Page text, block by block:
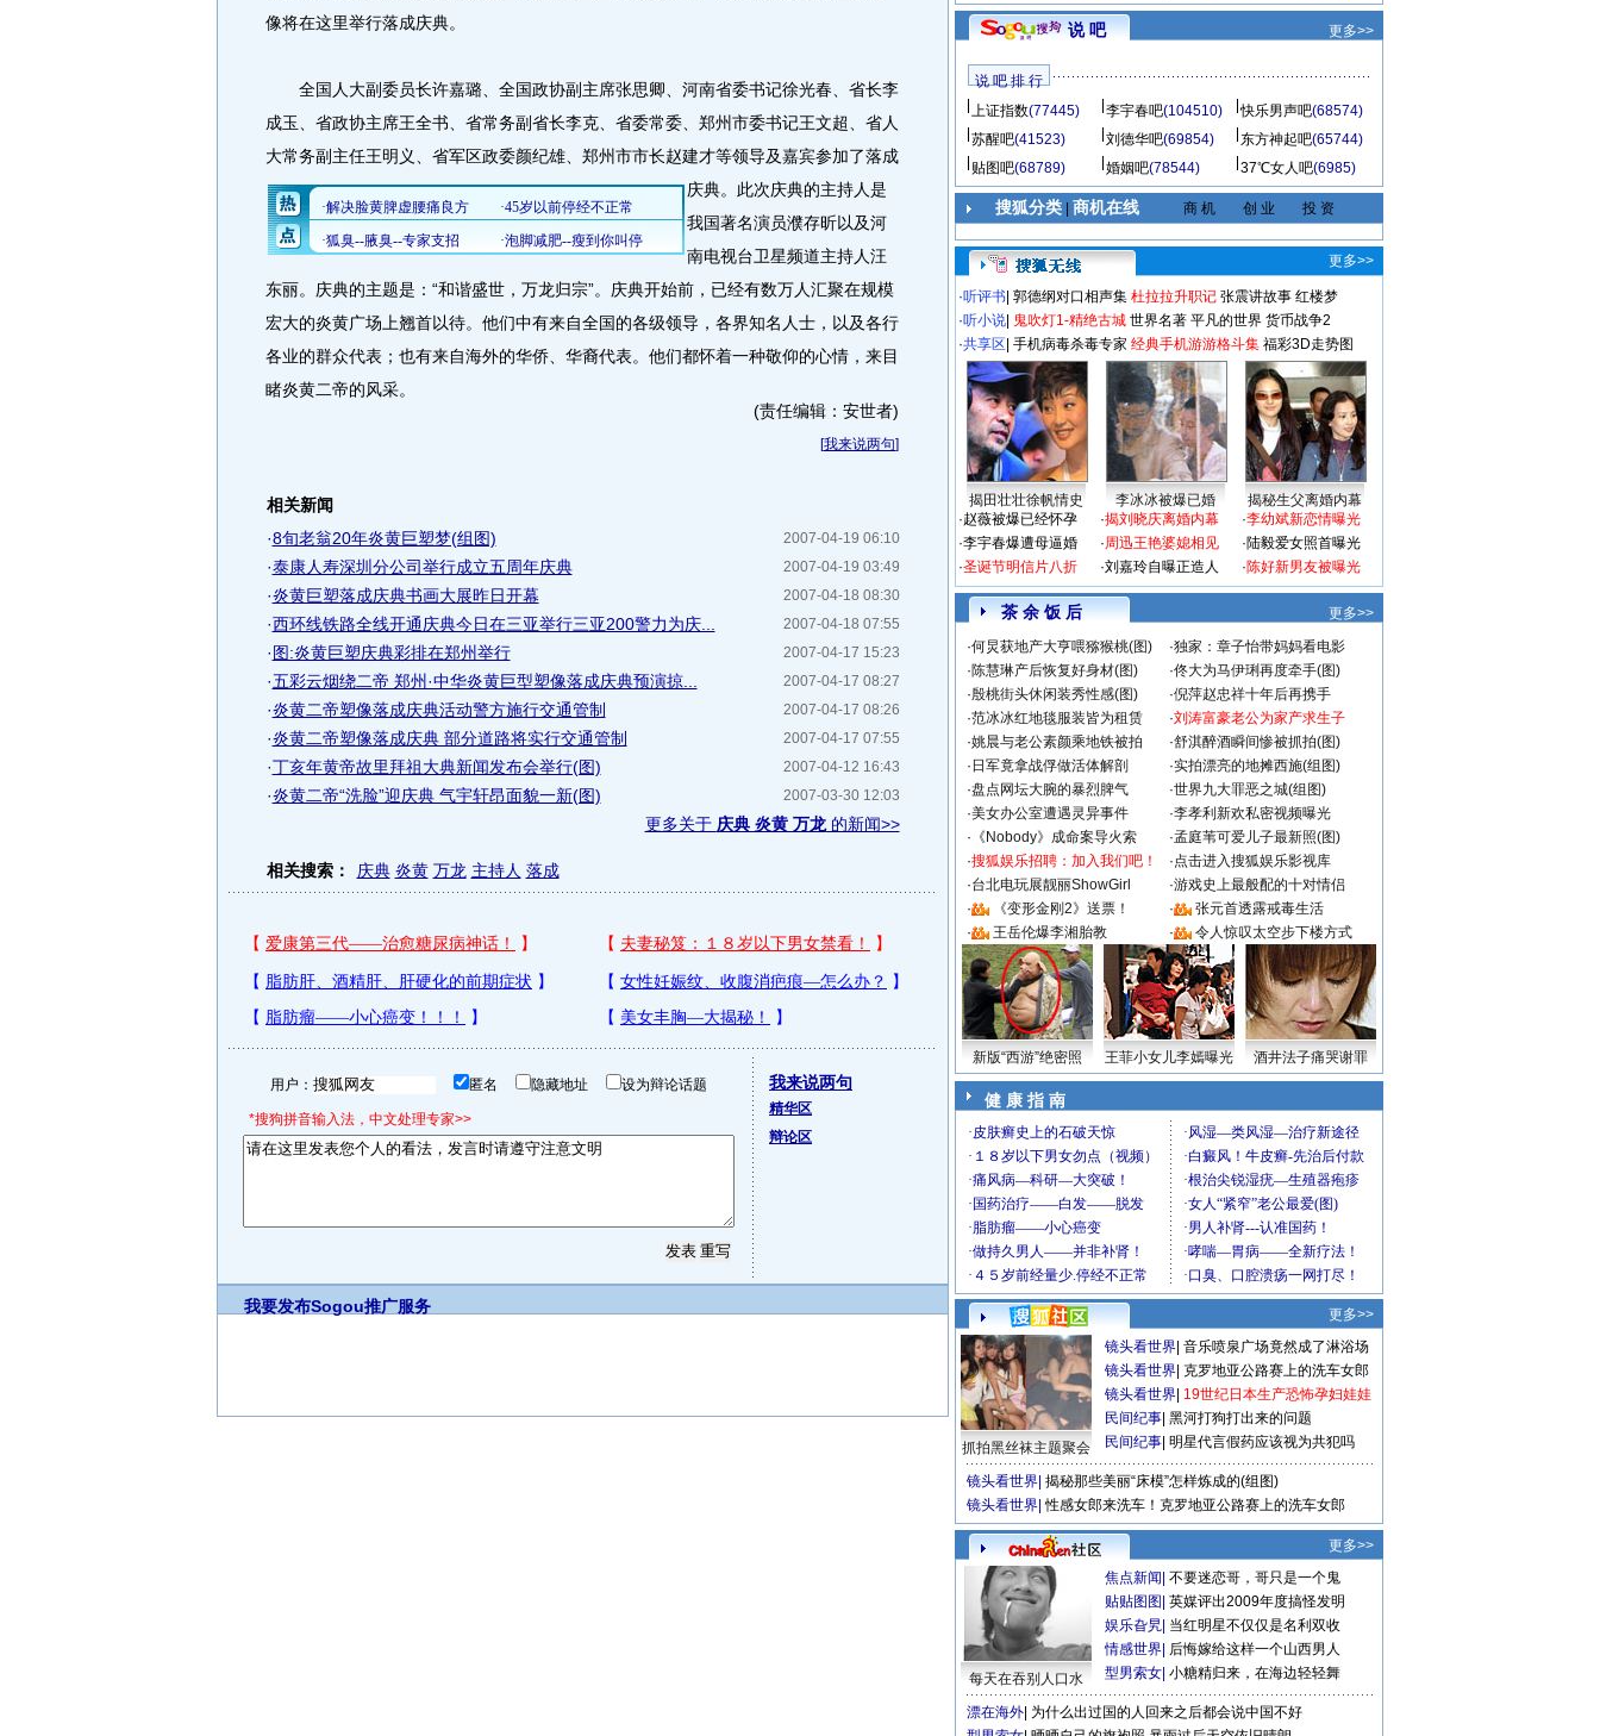
像将在这里举行落成庆典。
全国人大副委员长许嘉璐、全国政协副主席张思卿、河南省委书记徐光春、省长李
成玉、省政协主席王全书、省常务副省长李克、省委常委、郑州市委书记王文超、省人
大常务副主任王明义、省军区政委颜纪雄、郑州市市长赵建才等领导及嘉宾参加了落成
庆典。 此次庆典的主持人是
我国著名演员濮存昕以及河
南电视台卫星频道主持人汪
东丽。庆典的主题是：“和谐盛世，万龙归宗”。庆典开始前，已经有数万人汇聚在规模
宏大的炎黄广场上翘首以待。他们中有来自全国的各级领导，各界知名人士，以及各行
各业的群众代表；也有来自海外的华侨、华裔代表。他们都怀着一种敬仰的心情，来目
睹炎黄二帝的风采。
(责任编辑：安世者)
[我来说两句]
相关新闻
2007-04-19 06:10
·8旬老翁20年炎黄巨塑梦(组图)
2007-04-19 03:49
·泰康人寿深圳分公司举行成立五周年庆典
2007-04-18 08:30
·炎黄巨塑落成庆典书画大展昨日开幕
2007-04-18 07:55
·西环线铁路全线开通庆典今日在三亚举行三亚200警力为庆...
2007-04-17 15:23
·图:炎黄巨塑庆典彩排在郑州举行
2007-04-17 08:27
·五彩云烟绕二帝 郑州·中华炎黄巨型塑像落成庆典预演掠...
2007-04-17 08:26
·炎黄二帝塑像落成庆典活动警方施行交通管制
2007-04-17 07:55
·炎黄二帝塑像落成庆典 部分道路将实行交通管制
2007-04-12 16:43
·丁亥年黄帝故里拜祖大典新闻发布会举行(图)
2007-03-30 12:03
·炎黄二帝“洗脸”迎庆典 气宇轩昂面貌一新(图)
更多关于 庆典 炎黄 万龙的新闻>>
相关搜索： 庆典 炎黄 万龙 主持人 落成
用户： 匿名 隐藏地址 设为辩论话题
*搜狗拼音输入法，中文处理专家>>
我来说两句
精华区
辩论区
我要发布Sogou推广服务
说 吧 更多>>
说 吧 排 行
上证指数(77445) 李宇春吧(104510) 快乐男声吧(68574)
苏醒吧(41523) 刘德华吧(69854) 东方神起吧(65744)
贴图吧(68789) 婚姻吧(78544) 37℃女人吧(6985)
搜狐分类| 商机在线 商 机 创 业 投 资
更多>>
·听评书 郭德纲对口相声集 杜拉拉升职记 张震讲故事 红楼梦
·听小说 鬼吹灯1-精绝古城 世界名著 平凡的世界 货币战争2
·共享区 手机病毒杀毒专家 经典手机游游格斗集 福彩3D走势图
揭田壮壮徐帆情史 李冰冰被爆已婚
揭秘生父离婚内幕
·赵薇被爆已经怀孕
·李宇春爆遭母逼婚
·圣诞节明信片八折
·揭刘晓庆离婚内幕
·周迅王艳婆媳相见
·刘嘉玲自曝正造人
·李幼斌新恋情曝光
·陆毅爱女照首曝光
·陈好新男友被曝光
茶 余 饭 后
更多>>
·何炅获地产大亨喂猕猴桃(图) ·独家：章子怡带妈妈看电影
·陈慧琳产后恢复好身材(图) ·佟大为马伊琍再度牵手(图)
·殷桃街头休闲装秀性感(图) ·倪萍赵忠祥十年后再携手
·范冰冰红地毯服装皆为租赁 ·刘涛富豪老公为家产求生子
·姚晨与老公素颜乘地铁被拍 ·舒淇醉酒瞬间惨被抓拍(图)
· 日军竟拿战俘做活体解剖 ·实拍漂亮的地摊西施(组图)
·盘点网坛大腕的暴烈脾气 ·世界九大罪恶之城(组图)
·美女办公室遭遇灵异事件 ·李孝利新欢私密视频曝光
· 《Nobody》成命案导火索 ·孟庭苇可爱儿子最新照(图)
·搜狐娱乐招聘：加入我们吧！ ·点击进入搜狐娱乐影视库
·台北电玩展靓丽ShowGirl ·游戏史上最般配的十对情侣
·
《变形金刚2》送票！ ·
张元首透露戒毒生活
·
王岳伦爆李湘胎教 · 令人惊叹太空步下楼方式
新版“西游”绝密照 王菲小女儿李嫣曝光 酒井法子痛哭谢罪
健 康 指 南
更多>>
抓拍黑丝袜主题聚会
镜头看世界 音乐喷泉广场竟然成了淋浴场
镜头看世界 克罗地亚公路赛上的洗车女郎
镜头看世界 19世纪日本生产恐怖孕妇娃娃
民间纪事 黑河打狗打出来的问题
民间纪事 明星代言假药应该视为共犯吗
镜头看世界 揭秘那些美丽“床模”怎样炼成的(组图)
镜头看世界 性感女郎来洗车！克罗地亚公路赛上的洗车女郎
更多>>
每天在吞别人口水
焦点新闻 不要迷恋哥，哥只是一个鬼
贴贴图图 英媒评出2009年度搞怪发明
娱乐旮旯 当红明星不仅仅是名利双收
情感世界 后悔嫁给这样一个山西男人
型男索女 小糖精归来，在海边轻轻舞
漂在海外 为什么出过国的人回来之后都会说中国不好